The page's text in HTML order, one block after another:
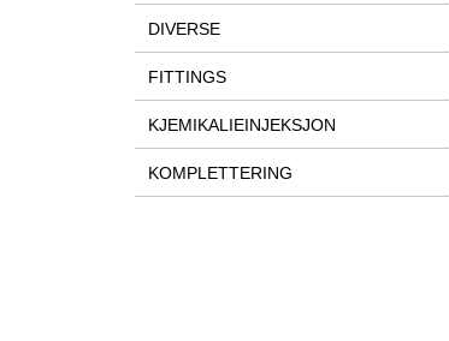
DIVERSE
FITTINGS
KJEMIKALIEINJEKSJON
KOMPLETTERING